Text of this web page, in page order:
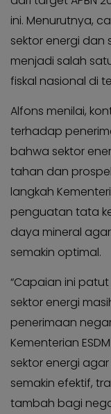
Pilkada
Kabar
Kabar
Kabar
Kabar
Kabinet
Kabar
UKM
Kabar
DPP
Pojok
Kagol
Photo
Pilkada
Opini
Kabar
Kader
Kabar
Kabar
Kabar
UKM
Kabar
Kagol
KABAR
KADER
ini. Menurutnya,
sektor energi dan
menjadi salah
fiskal nasional di
Alfons menilai,
terhadap
bahwa sektor
tahan dan
langkah
penguatan tata
daya mineral
semakin optimal.
“Capaian ini
sektor energi
penerimaan
Kementerian
sektor energi
semakin efektif,
tambah bagi